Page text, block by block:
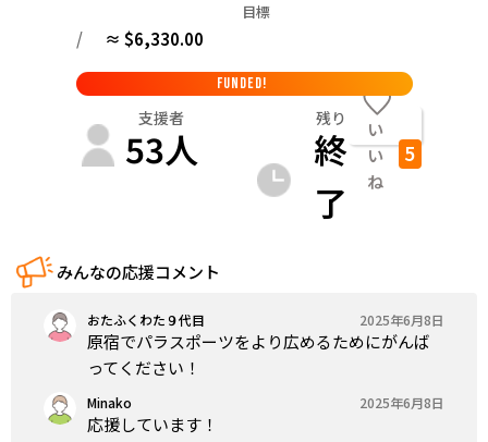
目標
/ ≈ $6,330.00
FUNDED!
支援者
53人
残り
終
了
い
い
ね
5
みんなの応援コメント
おたふくわた９代目 2025年6月8日
原宿でパラスポーツをより広めるためにがんば
ってください！
Minako 2025年6月8日
応援しています！